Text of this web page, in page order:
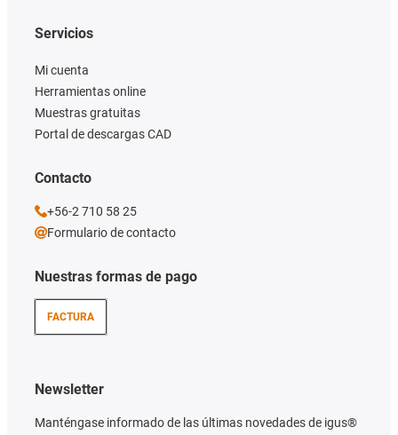
Nuestras formas de pago
FACTURA
Servicios
Mi cuenta
Herramientas online
Muestras gratuitas
Portal de descargas CAD
Newsletter
Manténgase informado de las últimas novedades de igus®
Contacto
+56-2 710 58 25
Formulario de contacto